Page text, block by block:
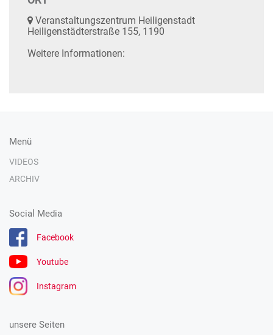
Veranstaltungszentrum Heiligenstadt
Heiligenstädterstraße 155, 1190
Weitere Informationen:
Menü
VIDEOS
ARCHIV
Social Media
Facebook
Youtube
Instagram
unsere Seiten